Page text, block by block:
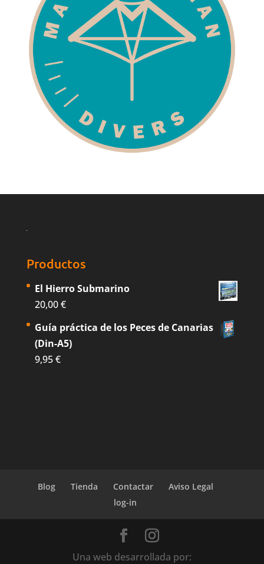
Productos
El Hierro Submarino
20,00€
Guía práctica de los Peces de Canarias
(Din-A5)
9,95€
Blog Tienda Contactar
Aviso Legal
log-in
Una web desarrollada por: